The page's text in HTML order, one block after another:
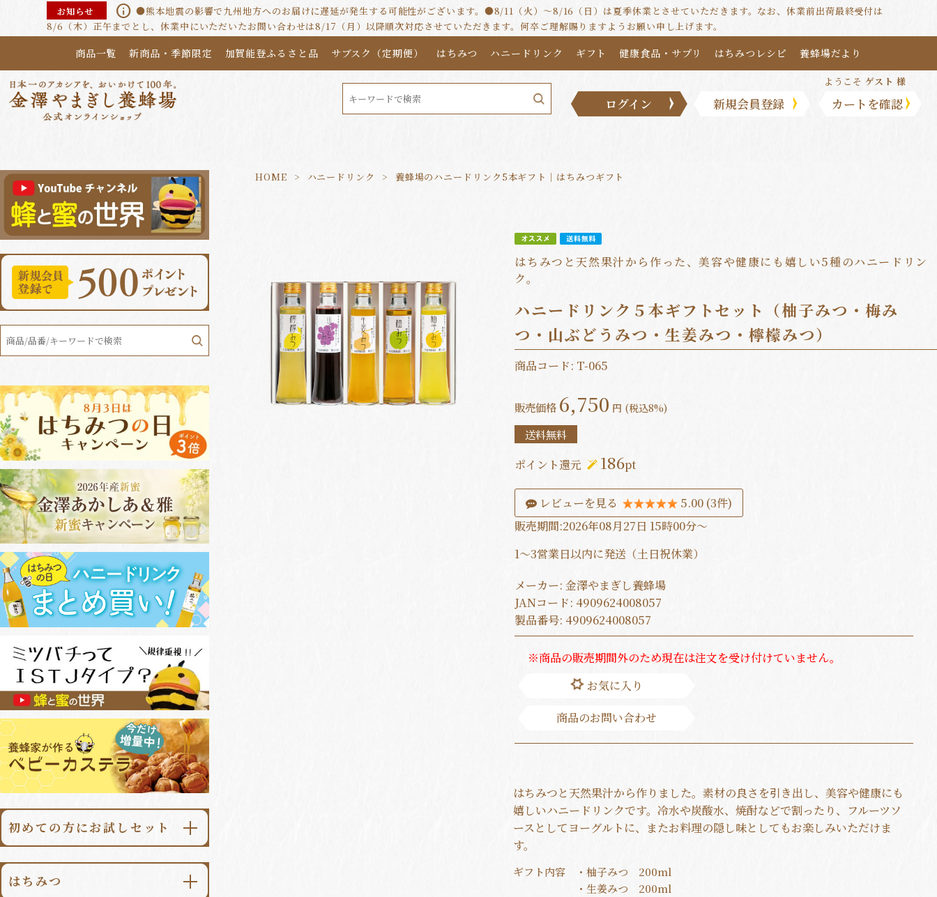
お知らせ info ●熊本地震の影響で九州地方へのお届けに遅延が発生する可能性がございます。●8/11（火）～8/16（日）は夏季休業とさせていただきます。なお、休業前出荷最終受付は
8/6（木）正午までとし、休業中にいただいたお問い合わせは8/17（月）以降順次対応させていただきます。何卒ご理解賜りますようお願い申し上げます。
商品一覧 新商品・季節限定 加賀能登ふるさと品 サブスク（定期便） はちみつ ハニードリンク ギフト 健康食品・サプリ はちみつレシピ 養蜂場だより
ようこそゲスト 様
ログイン 新規会員登録 カートを確認
初めての方にお試しセット
\初回限定・送料無料/
あかしあ大地500g
はちみつ
HOME ハニードリンク 養蜂場のハニードリンク5本ギフト｜はちみつギフト
はちみつと天然果汁から作った、美容や健康にも嬉しい5種のハニードリン
ク。
ハニードリンク５本ギフトセット（柚子みつ・梅み
つ・山ぶどうみつ・生姜みつ・檸檬みつ）
商品コード: T-065
販売価格 6,750 円 (税込8%)
送料無料
ポイント還元 186pt
レビューを見る 5.00 (3件)
販売期間:2026年08月27日 15時00分～
1～3営業日以内に発送（土日祝休業）
メーカー: 金澤やまぎし養蜂場
JANコード: 4909624008057
製品番号: 4909624008057
※商品の販売期間外のため現在は注文を受け付けていません。
お気に入り
商品のお問い合わせ
はちみつと天然果汁から作りました。素材の良さを引き出し、美容や健康にも
嬉しいハニードリンクです。冷水や炭酸水、焼酎などで割ったり、フルーツソ
ースとしてヨーグルトに、またお料理の隠し味としてもお楽しみいただけま
す。
ギフト内容
・柚子みつ 200ml
・生姜みつ 200ml